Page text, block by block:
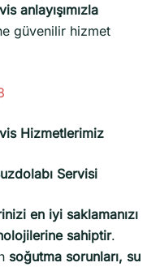
anlayışımızla
güvenilir hizmet
Hizmetlerimiz
Servisi
en iyi saklamanızı
sahiptir.
soğutma sorunları, su